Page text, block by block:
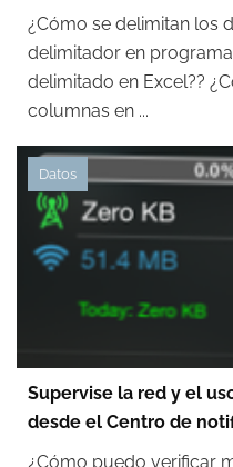
¿Cómo se delimitan los
delimitador en
delimitado en Excel??
columnas en ...
Datos
Supervise la red y el
desde el Centro de
¿Cómo puedo verificar